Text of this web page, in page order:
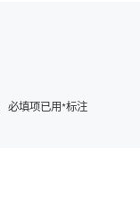
必填项已用*标注